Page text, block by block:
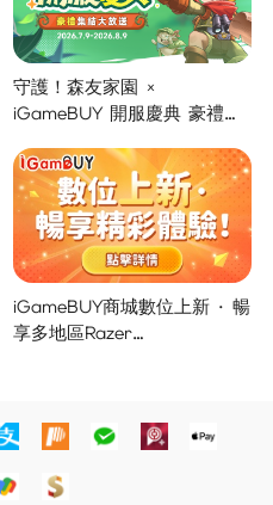
守護！森友家園 ×
iGameBUY 開服慶典 豪禮集
iGameBUY商城數位上新 · 暢
享多地區Razer